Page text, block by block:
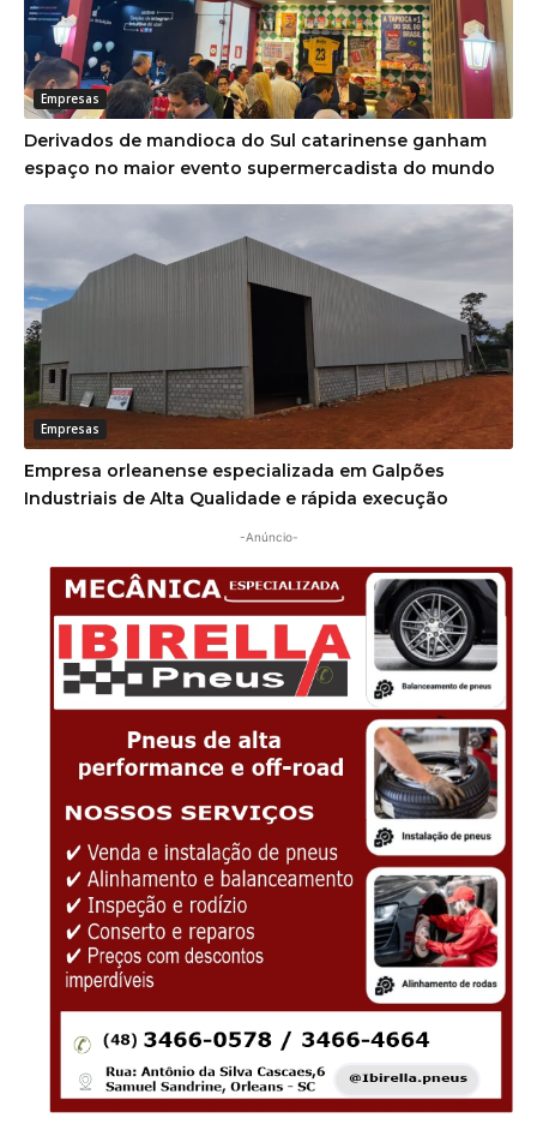
Empresas
Derivados de mandioca do Sul catarinense ganham
espaço no maior evento supermercadista do mundo
Empresas
Empresa orleanense especializada em Galpões
Industriais de Alta Qualidade e rápida execução
-Anúncio-